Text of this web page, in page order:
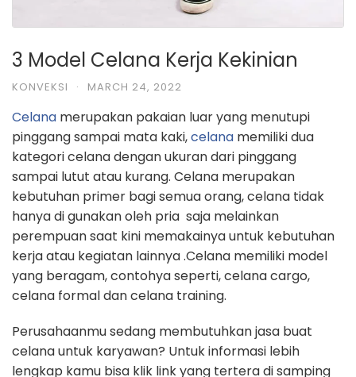
3 Model Celana Kerja Kekinian
KONVEKSI · MARCH 24, 2022
Celana merupakan pakaian luar yang menutupi
pinggang sampai mata kaki,celana memiliki dua
kategori celana dengan ukuran dari pinggang
sampai lutut atau kurang. Celana merupakan
kebutuhan primer bagi semua orang, celana tidak
hanya di gunakan oleh pria saja melainkan
perempuan saat kini memakainya untuk kebutuhan
kerja atau kegiatan lainnya .Celana memiliki model
yang beragam, contohya seperti, celana cargo,
celana formal dan celana training.
Perusahaanmu sedang membutuhkan jasa buat
celana untuk karyawan? Untuk informasi lebih
lengkap kamu bisa klik link yang tertera di samping